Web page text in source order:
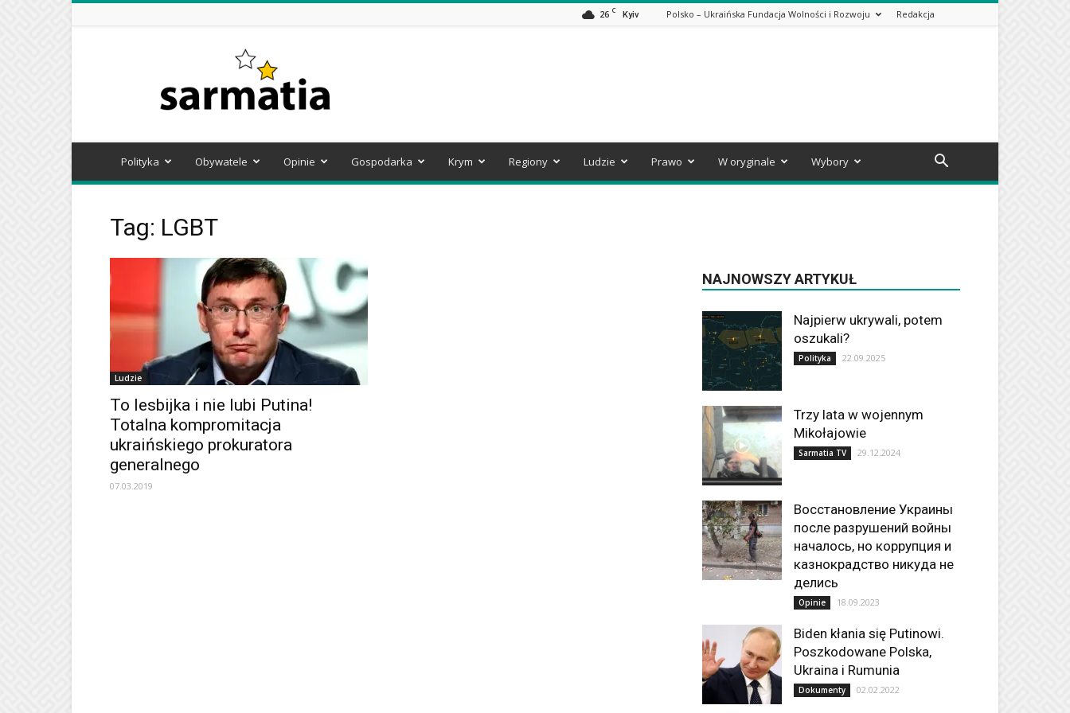
26 C Kyiv Polsko – Ukraińska Fundacja Wolności i Rozwoju Redakcja
Polityka Obywatele Opinie Gospodarka Krym Regiony Ludzie Prawo W oryginale Wybory
Tag: LGBT
Ludzie
To lesbijka i nie lubi Putina!
Totalna kompromitacja
ukraińskiego prokuratora
generalnego
07.03.2019
NAJNOWSZY ARTYKUŁ
Najpierw ukrywali, potem
oszukali?
Polityka 22.09.2025
Trzy lata w wojennym
Mikołajowie
Sarmatia TV 29.12.2024
Восстановление Украины
после разрушений войны
началось, но коррупция и
казнокрадство никуда не
делись
Opinie 18.09.2023
Biden kłania się Putinowi.
Poszkodowane Polska,
Ukraina i Rumunia
Dokumenty 02.02.2022